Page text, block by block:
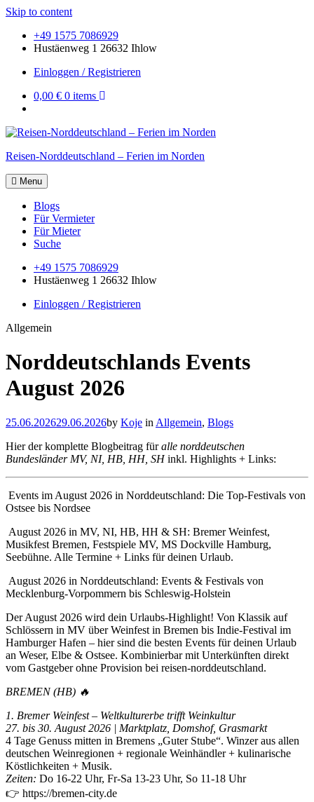
Skip to content
+49 1575 7086929
Hustäenweg 1 26632 Ihlow
Einloggen / Registrieren
0,00 € 0 items
Reisen-Norddeutschland – Ferien im Norden
Menu
Blogs
Für Vermieter
Für Mieter
Suche
+49 1575 7086929
Hustäenweg 1 26632 Ihlow
Einloggen / Registrieren
Allgemein
Norddeutschlands Events
August 2026
25.06.202629.06.2026by Koje in Allgemein, Blogs
Hier der komplette Blogbeitrag füralle norddeutschen
Bundesländer MV, NI, HB, HH, SHinkl. Highlights + Links:
Events im August 2026 in Norddeutschland: Die Top-Festivals von
Ostsee bis Nordsee
August 2026 in MV, NI, HB, HH & SH: Bremer Weinfest,
Musikfest Bremen, Festspiele MV, MS Dockville Hamburg,
Seebühne. Alle Termine + Links für deinen Urlaub.
August 2026 in Norddeutschland: Events & Festivals von
Mecklenburg-Vorpommern bis Schleswig-Holstein
Der August 2026 wird dein Urlaubs-Highlight! Von Klassik auf
Schlössern in MV über Weinfest in Bremen bis Indie-Festival im
Hamburger Hafen – hier sind die besten Events für deinen Urlaub
an Weser, Elbe & Ostsee. Kombinierbar mit Unterkünften direkt
vom Gastgeber ohne Provision bei reisen-norddeutschland.
BREMEN (HB) 🔥
1. Bremer Weinfest – Weltkulturerbe trifft Weinkultur
27. bis 30. August 2026 | Marktplatz, Domshof, Grasmarkt
4 Tage Genuss mitten in Bremens „Guter Stube“. Winzer aus allen
deutschen Weinregionen + regionale Weinhändler + kulinarische
Köstlichkeiten + Musik.
Zeiten: Do 16-22 Uhr, Fr-Sa 13-23 Uhr, So 11-18 Uhr
👉 https://bremen-city.de